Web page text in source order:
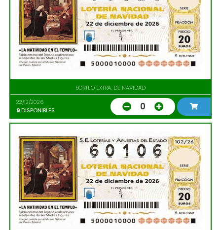
SORTEO EXTRA. DE NAVIDAD
22/12/2026
9DISPONIBLES 0